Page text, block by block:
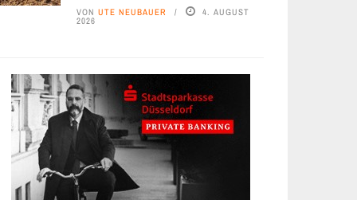
VON UTE NEUBAUER 4. AUGUST
2026